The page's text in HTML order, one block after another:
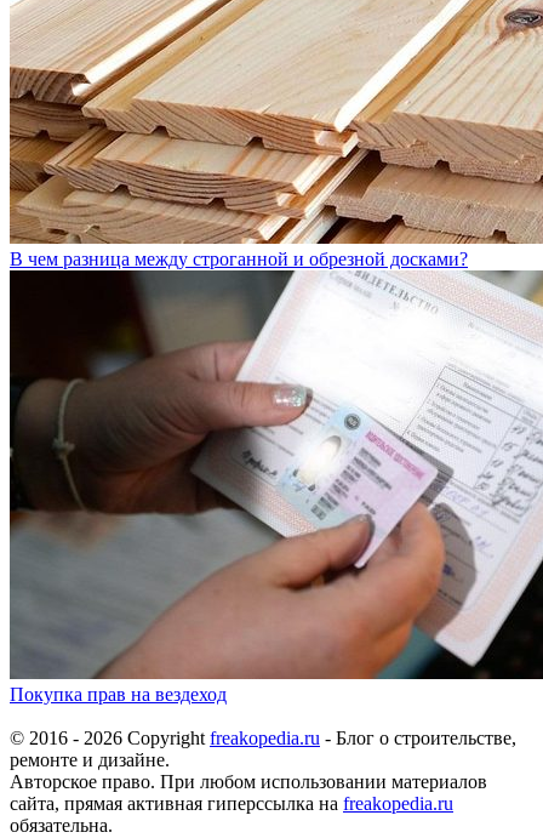
В чем разница между строганной и обрезной досками?
Покупка прав на вездеход
© 2016 - 2026 Copyrightfreakopedia.ru - Блог о строительстве,
ремонте и дизайне.
Авторское право. При любом использовании материалов
сайта, прямая активная гиперссылка на freakopedia.ru
обязательна.